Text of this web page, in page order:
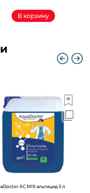
В корзину
AС MIX альгицид 5 л